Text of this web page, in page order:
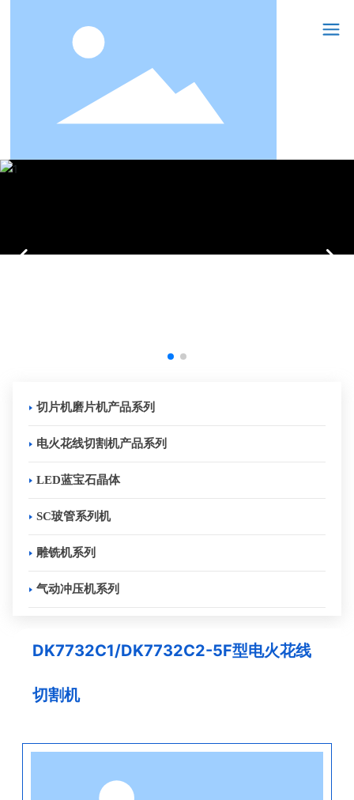
切片机磨片机产品系列
电火花线切割机产品系列
LED蓝宝石晶体
SC玻管系列机
雕铣机系列
气动冲压机系列
DK7732C1/DK7732C2-5F型电火花线
切割机